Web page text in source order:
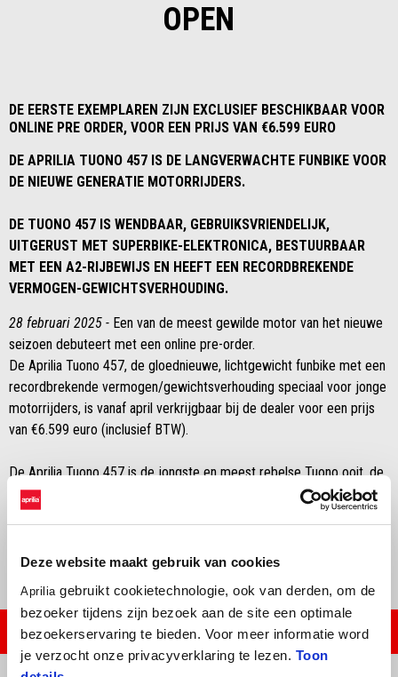
Deze website maakt gebruik van cookies
Aprilia gebruikt cookietechnologie, ook van derden, om de
bezoeker tijdens zijn bezoek aan de site een optimale
bezoekerservaring te bieden. Voor meer informatie word
je verzocht onze privacyverklaring te lezen. Toon
OPEN
DE EERSTE EXEMPLAREN ZIJN EXCLUSIEF BESCHIKBAAR VOOR
ONLINE PRE ORDER, VOOR EEN PRIJS VAN €6.599 EURO
DE APRILIA TUONO 457 IS DE LANGVERWACHTE FUNBIKE VOOR
DE NIEUWE GENERATIE MOTORRIJDERS.
DE TUONO 457 IS WENDBAAR, GEBRUIKSVRIENDELIJK,
UITGERUST MET SUPERBIKE-ELEKTRONICA, BESTUURBAAR
MET EEN A2-RIJBEWIJS EN HEEFT EEN RECORDBREKENDE
VERMOGEN-GEWICHTSVERHOUDING.
28 februari 2025 - Een van de meest gewilde motor van het nieuwe
seizoen debuteert met een online pre-order.
De Aprilia Tuono 457, de gloednieuwe, lichtgewicht funbike met een
recordbrekende vermogen/gewichtsverhouding speciaal voor jonge
motorrijders, is vanaf april verkrijgbaar bij de dealer voor een prijs
van €6.599 euro (inclusief BTW).
De Aprilia Tuono 457 is de jongste en meest rebelse Tuono ooit, de
nieuwste erfgenaam van een prestigieuze familie naked
sportmotoren, ontworpen voor pure adrenaline. Het is een echte
PRE-ORDER NU